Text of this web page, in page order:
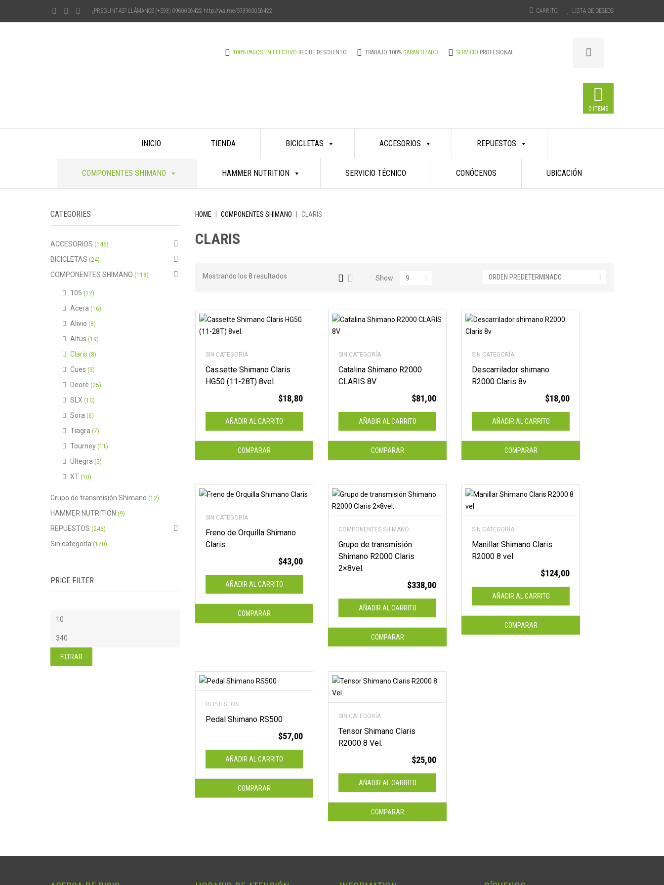
¿PREGUNTAS? LLÁMANOS (+593) 0960056422 http://wa.me/593960056422 CARRITO LISTA DE DESEOS
100% PAGOS EN EFECTIVO RECIBE DESCUENTO TRABAJO 100% GARANTIZADO SERVICIO PROFESIONAL
0 ITEMS
INICIO TIENDA BICICLETAS ACCESORIOS REPUESTOS
COMPONENTES SHIMANO HAMMER NUTRITION SERVICIO TÉCNICO CONÓCENOS UBICACIÓN
Aprovecha
descuento
especial
efectivo!
✨ ¡PORQUE COMPRAR EN
EFECTIVO SIEMPRE TE
CONVIENE MÁS!
HOME COMPONENTES SHIMANO CLARIS
CLARIS
Mostrando los 8 resultados Show
SIN CATEGORÍA
Cassette Shimano Claris
HG50 (11-28T) 8vel.
$18,80
AÑADIR AL CARRITO
COMPARAR
SIN CATEGORÍA
Catalina Shimano R2000
CLARIS 8V
$81,00
AÑADIR AL CARRITO
COMPARAR
SIN CATEGORÍA
Descarrilador shimano
R2000 Claris 8v
$18,00
AÑADIR AL CARRITO
COMPARAR
SIN CATEGORÍA
Freno de Orquilla Shimano
Claris
$43,00
AÑADIR AL CARRITO
COMPARAR
COMPONENTES SHIMANO
Grupo de transmisión
Shimano R2000 Claris
2×8vel.
$338,00
AÑADIR AL CARRITO
COMPARAR
SIN CATEGORÍA
Manillar Shimano Claris
R2000 8 vel.
$124,00
AÑADIR AL CARRITO
COMPARAR
REPUESTOS
Pedal Shimano RS500
$57,00
AÑADIR AL CARRITO
COMPARAR
SIN CATEGORÍA
Tensor Shimano Claris
R2000 8 Vel.
$25,00
AÑADIR AL CARRITO
COMPARAR
CATEGORIES
ACCESORIOS (146)
BICICLETAS (24)
COMPONENTES SHIMANO (118)
105 (12)
Acera (16)
Alivio (8)
Altus (19)
Claris (8)
Cues (3)
Deore (25)
SLX (10)
Sora (6)
Tiagra (7)
Tourney (11)
Ultegra (5)
XT (10)
Grupo de transmisión Shimano (12)
HAMMER NUTRITION (9)
REPUESTOS (246)
Sin categoría (170)
PRICE FILTER
Precio
mínimo
Precio
máximo
FILTRAR